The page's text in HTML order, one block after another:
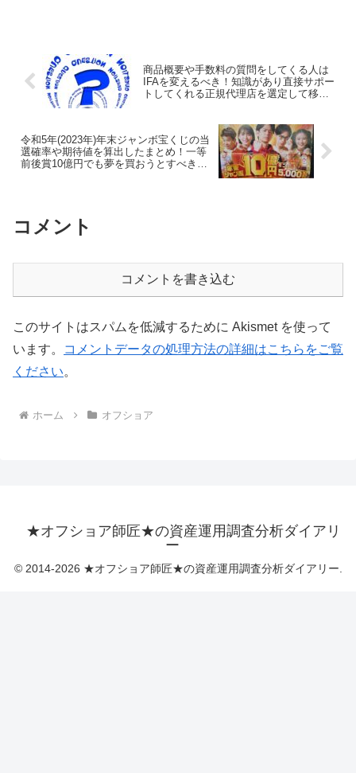
商品概要や手数料の質問をしてくる人は
IFAを変えるべき！知識があり直接サポー
トしてくれる正規代理店を選定して移管
令和5年(2023年)年末ジャンボ宝くじの当
選確率や期待値を算出したまとめ！一等
前後賞10億円でも夢を買おうとすべきで
コメント
コメントを書き込む
このサイトはスパムを低減するために Akismet を使って
います。
コメントデータの処理方法の詳細はこちらをご覧
ください。
ホーム オフショア
★オフショア師匠★の資産運用調査分析ダイアリ
ー
© 2014-2026 ★オフショア師匠★の資産運用調査分析ダイアリー.